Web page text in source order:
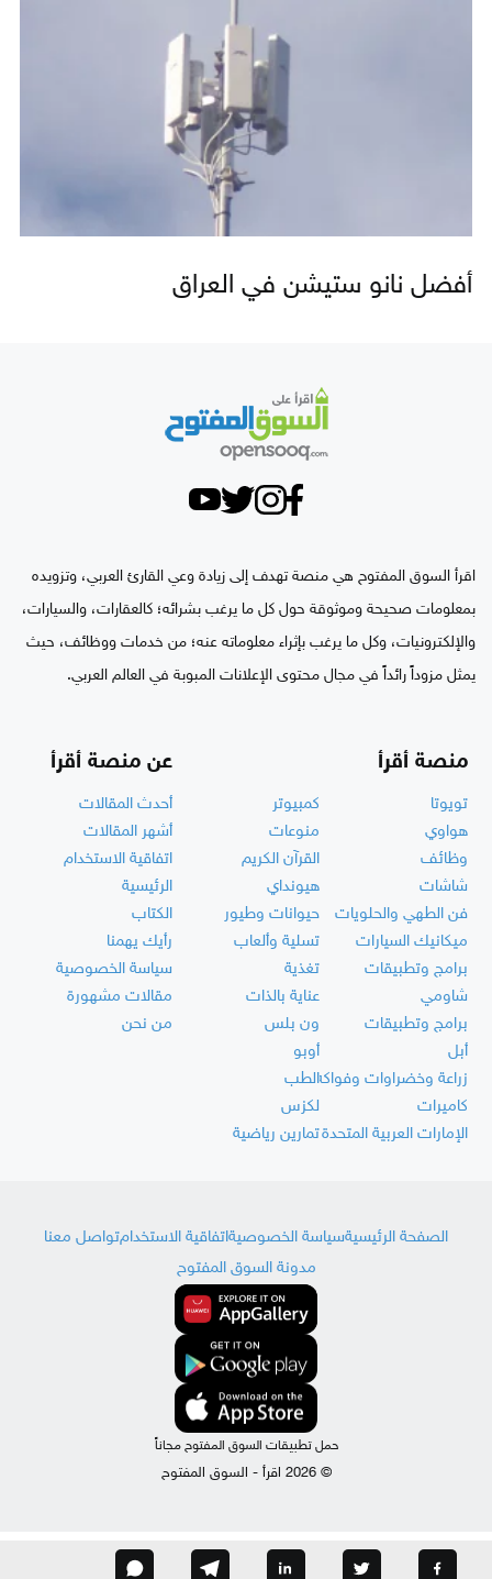
أفضل نانو ستيشن في العراق
اقرأ السوق المفتوح هي منصة تهدف إلى زيادة وعي القارئ العربي، وتزويده
بمعلومات صحيحة وموثوقة حول كل ما يرغب بشرائه؛ كالعقارات، والسيارات،
والإلكترونيات، وكل ما يرغب بإثراء معلوماته عنه؛ من خدمات ووظائف، حيث
يمثل مزوداً رائداً في مجال محتوى الإعلانات المبوبة في العالم العربي.
منصة أقرأ
تويوتا
كمبيوتر
هواوي
منوعات
وظائف
القرآن الكريم
شاشات
هيونداي
فن الطهي والحلويات
حيوانات وطيور
ميكانيك السيارات
تسلية وألعاب
برامج وتطبيقات
تغذية
شاومي
عناية بالذات
برامج وتطبيقات
ون بلس
أبل
أوبو
زراعة وخضراوات وفواكهالطب
كاميرات
لكزس
الإمارات العربية المتحدةتمارين رياضية
عن منصة أقرأ
أحدث المقالات
أشهر المقالات
اتفاقية الاستخدام
الرئيسية
الكتاب
رأيك يهمنا
سياسة الخصوصية
مقالات مشهورة
من نحن
الصفحة الرئيسيةسياسة الخصوصيةاتفاقية الاستخدامتواصل معنا
مدونة السوق المفتوح
حمل تطبيقات السوق المفتوح مجاناً
© 2026 اقرأ - السوق المفتوح